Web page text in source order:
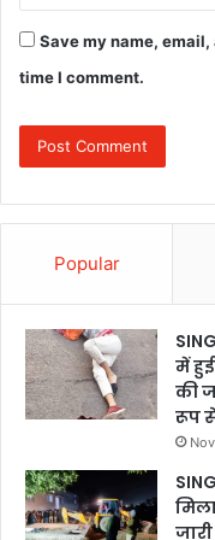
Save my name,
time I comment.
Popular
में
की
रूप
जारी